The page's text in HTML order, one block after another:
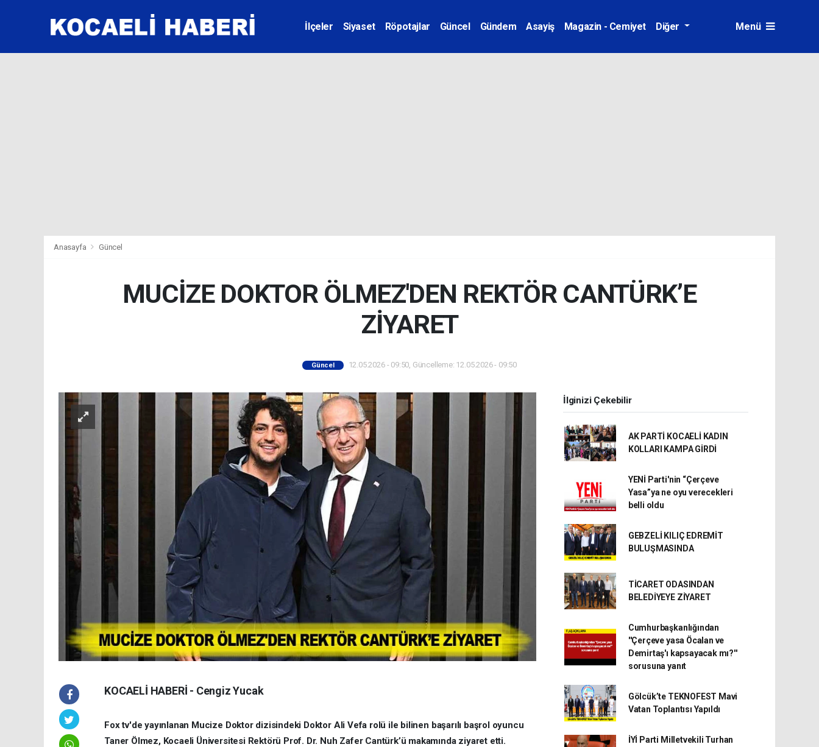
İlçeler Siyaset Röpotajlar Güncel Gündem Asayiş Magazin - Cemiyet Diğer Menü
Anasayfa Güncel
MUCİZE DOKTOR ÖLMEZ'DEN REKTÖR CANTÜRK’E
ZİYARET
Güncel 12.05.2026 - 09:50, Güncelleme: 12.05.2026 - 09:50
KOCAELİ HABERİ - Cengiz Yucak
Fox tv'de yayınlanan Mucize Doktor dizisindeki Doktor Ali Vefa rolü ile bilinen başarılı başrol oyuncu
Taner Ölmez, Kocaeli Üniversitesi Rektörü Prof. Dr. Nuh Zafer Cantürk’ü makamında ziyaret etti.
İlginizi Çekebilir
AK PARTİ KOCAELİ KADIN
KOLLARI KAMPA GİRDİ
YENİ Parti'nin “Çerçeve
Yasa”ya ne oyu verecekleri
belli oldu
GEBZELİ KILIÇ EDREMİT
BULUŞMASINDA
TİCARET ODASINDAN
BELEDİYEYE ZİYARET
Cumhurbaşkanlığından
''Çerçeve yasa Öcalan ve
Demirtaş'ı kapsayacak mı?''
sorusuna yanıt
Gölcük’te TEKNOFEST Mavi
Vatan Toplantısı Yapıldı
İYİ Parti Milletvekili Turhan